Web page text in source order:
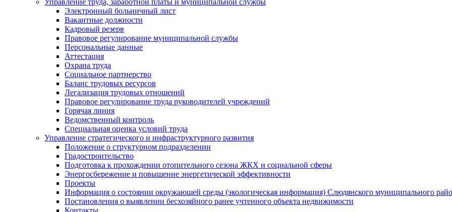
Управление труда, заработной платы и муниципальной службы
Электронный больничный лист
Вакантные должности
Кадровый резерв
Правовое регулирование муниципальной службы
Персональные данные
Аттестация
Охрана труда
Социальное партнерство
Баланс трудовых ресурсов
Легализация трудовых отношений
Правовое регулирование труда руководителей учреждений
Горячая линия
Ведомственный контроль
Специальная оценка условий труда
Управление стратегического и инфраструктурного развития
Положение о структурном подразделении
Градостроительство
Подготовка к прохождении отопительного сезона ЖКХ и социальной сферы
Энергосбережение и повышение энергетической эффективности
Проекты
Информация о состоянии окружающей среды (экологическая информация) Слюдянского муниципального
Постановления о выявлении бесхозяйного ранее учтенного объекта недвижимости
Контакты